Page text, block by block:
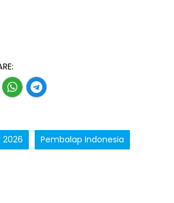
2026 Pembalap Indonesia